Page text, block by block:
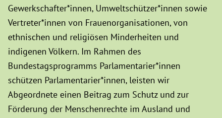
Gewerkschafter*innen, Umweltschützer*innen sowie
Vertreter*innen von Frauenorganisationen, von
ethnischen und religiösen Minderheiten und
indigenen Völkern. Im Rahmen des
Bundestagsprogramms Parlamentarier*innen
schützen Parlamentarier*innen, leisten wir
Abgeordnete einen Beitrag zum Schutz und zur
Förderung der Menschenrechte im Ausland und